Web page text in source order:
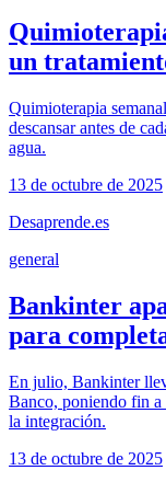
un
Quimioterapia
descansar antes de
agua.
13 de octubre de 2025
Desaprende.es
general
Bankinter
para
En julio, Bankinter
Banco, poniendo fin a
la integración.
13 de octubre de 2025